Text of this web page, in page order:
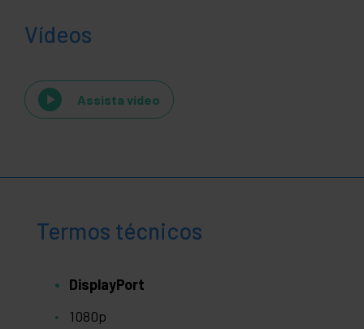
Vídeos
Assista vídeo
Termos técnicos
DisplayPort
1080p